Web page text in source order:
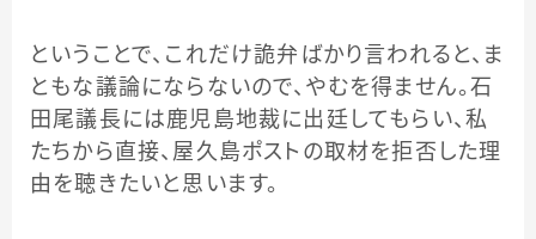
ということで、これだけ詭弁ばかり言われると、ま
ともな議論にならないので、やむを得ません。石
田尾議長には鹿児島地裁に出廷してもらい、私
たちから直接、屋久島ポストの取材を拒否した理
由を聴きたいと思います。